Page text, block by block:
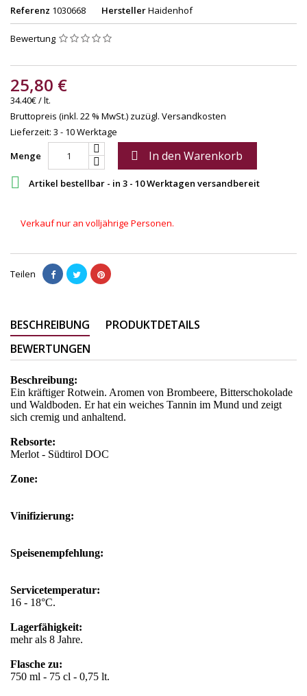
Referenz 1030668 HerstellerHaidenhof
Bewertung
25,80 €
34.40€ / lt.
Bruttopreis (inkl. 22 % MwSt.) zuzügl. Versandkosten
Lieferzeit: 3 - 10 Werktage
Menge
 In den Warenkorb
 Artikel bestellbar - in 3 - 10 Werktagen versandbereit
Verkauf nur an volljährige Personen.
Teilen
BESCHREIBUNG
PRODUKTDETAILS
BEWERTUNGEN
Beschreibung:
Ein kräftiger Rotwein. Aromen von Brombeere, Bitterschokolade
und Waldboden. Er hat ein weiches Tannin im Mund und zeigt
sich cremig und anhaltend.
Rebsorte:
Merlot - Südtirol DOC
Zone:
Vinifizierung:
Speisenempfehlung:
Servicetemperatur:
16 - 18°C.
Lagerfähigkeit:
mehr als 8 Jahre.
Flasche zu:
750 ml - 75 cl - 0,75 lt.